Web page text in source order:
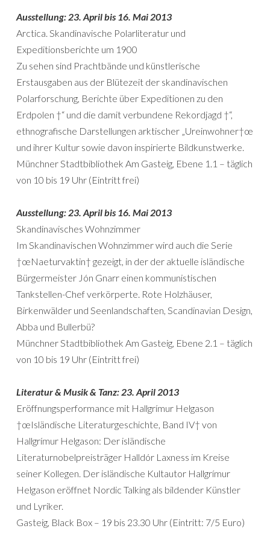
Ausstellung: 23. April bis 16. Mai 2013
Arctica. Skandinavische Polarliteratur und
Expeditionsberichte um 1900
Zu sehen sind Prachtbände und künstlerische
Erstausgaben aus der Blütezeit der skandinavischen
Polarforschung, Berichte über Expeditionen zu den
Erdpolen †“ und die damit verbundene Rekordjagd †“,
ethnografische Darstellungen arktischer „Ureinwohner†œ
und ihrer Kultur sowie davon inspirierte Bildkunstwerke.
Münchner Stadtbibliothek Am Gasteig, Ebene 1.1 – täglich
von 10 bis 19 Uhr (Eintritt frei)
Ausstellung: 23. April bis 16. Mai 2013
Skandinavisches Wohnzimmer
Im Skandinavischen Wohnzimmer wird auch die Serie
†œNaeturvaktin† gezeigt, in der der aktuelle isländische
Bürgermeister Jón Gnarr einen kommunistischen
Tankstellen-Chef verkörperte. Rote Holzhäuser,
Birkenwälder und Seenlandschaften, Scandinavian Design,
Abba und Bullerbü?
Münchner Stadtbibliothek Am Gasteig, Ebene 2.1 – täglich
von 10 bis 19 Uhr (Eintritt frei)
Literatur & Musik & Tanz: 23. April 2013
Eröffnungsperformance mit Hallgrímur Helgason
†œIsländische Literaturgeschichte, Band IV† von
Hallgrímur Helgason: Der isländische
Literaturnobelpreisträger Halldór Laxness im Kreise
seiner Kollegen. Der isländische Kultautor Hallgrímur
Helgason eröffnet Nordic Talking als bildender Künstler
und Lyriker.
Gasteig, Black Box – 19 bis 23.30 Uhr (Eintritt: 7/5 Euro)